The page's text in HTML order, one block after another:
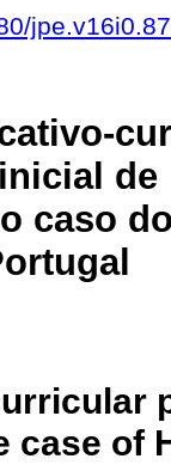
de
caso
case of